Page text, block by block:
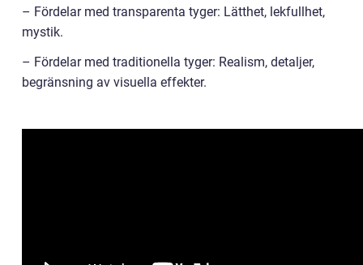
– Fördelar med transparenta tyger: Lätthet, lekfullhet,
mystik.
– Fördelar med traditionella tyger: Realism, detaljer,
begränsning av visuella effekter.